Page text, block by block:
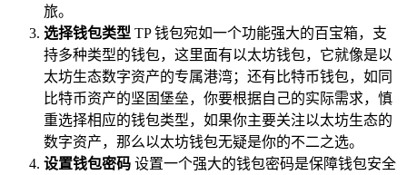
旅。
选择钱包类型 TP 钱包宛如一个功能强大的百宝箱，支
持多种类型的钱包，这里面有以太坊钱包，它就像是以
太坊生态数字资产的专属港湾；还有比特币钱包，如同
比特币资产的坚固堡垒，你要根据自己的实际需求，慎
重选择相应的钱包类型，如果你主要关注以太坊生态的
数字资产，那么以太坊钱包无疑是你的不二之选。
设置钱包密码 设置一个强大的钱包密码是保障钱包安全